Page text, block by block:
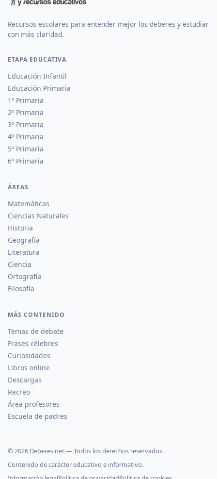
Recursos escolares para entender mejor los deberes y estudiar
con más claridad.
ETAPA EDUCATIVA
Educación Infantil
Educación Primaria
1º Primaria
2º Primaria
3º Primaria
4º Primaria
5º Primaria
6º Primaria
ÁREAS
Matemáticas
Ciencias Naturales
Historia
Geografía
Literatura
Ciencia
Ortografía
Filosofía
MÁS CONTENIDO
Temas de debate
Frases célebres
Curiosidades
Libros online
Descargas
Recreo
Área profesores
Escuela de padres
© 2026 Deberes.net — Todos los derechos reservados
Contenido de carácter educativo e informativo.